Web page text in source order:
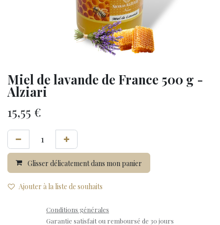
Miel de lavande de France 500 g -
Alziari
15,55 €
Glisser délicatement dans mon panier
Ajouter à la liste de souhaits
Conditions générales
Garantie satisfait ou remboursé de 30 jours